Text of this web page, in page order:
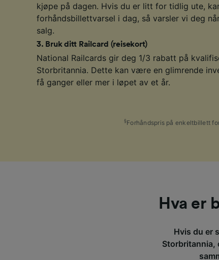
kjøpe på dagen. Hvis du er litt for tidlig ute,
forhåndsbillettvarsel i dag, så varsler vi deg
salg.
3. Bruk ditt Railcard (reisekort)
National Railcards gir deg 1/3 rabatt på
Storbritannia. Dette kan være en glimrende
få ganger eller mer i løpet av et år.
§Forhåndspris på enkeltbillett
Hva er
Hvis du er
Storbritannia,